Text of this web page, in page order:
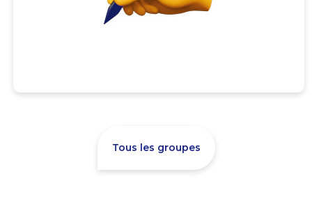
Tous les groupes